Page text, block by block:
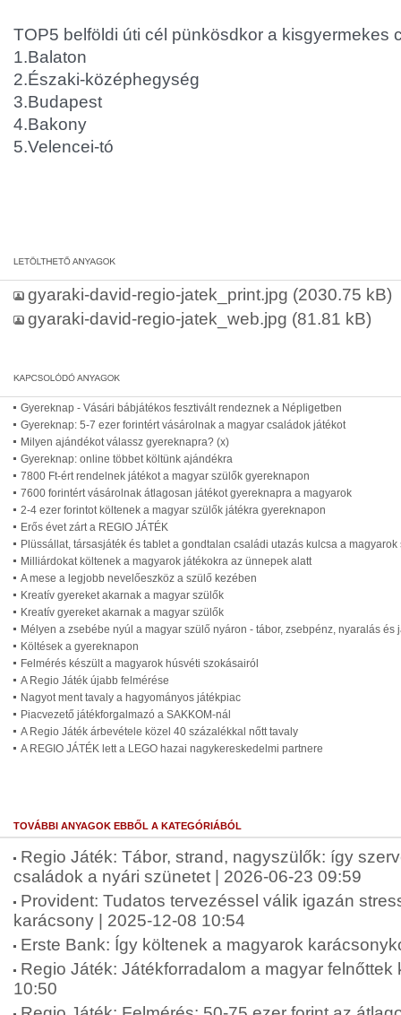
TOP5 belföldi úti cél pünkösdkor a kisgyermekes
1.Balaton
2.Északi-középhegység
3.Budapest
4.Bakony
5.Velencei-tó
gyaraki-david-regio-jatek_print.jpg (2030.75 kB)
gyaraki-david-regio-jatek_web.jpg (81.81 kB)
Gyereknap - Vásári bábjátékos fesztivált rendeznek a Népligetben
Gyereknap: 5-7 ezer forintért vásárolnak a magyar családok játékot
Milyen ajándékot válassz gyereknapra? (x)
Gyereknap: online többet költünk ajándékra
7800 Ft-ért rendelnek játékot a magyar szülők gyereknapon
7600 forintért vásárolnak átlagosan játékot gyereknapra a magyarok
2-4 ezer forintot költenek a magyar szülők játékra gyereknapon
Erős évet zárt a REGIO JÁTÉK
Plüssállat, társasjáték és tablet a gondtalan családi utazás kulcsa a magyarok
Milliárdokat költenek a magyarok játékokra az ünnepek alatt
A mese a legjobb nevelőeszköz a szülő kezében
Kreatív gyereket akarnak a magyar szülők
Kreatív gyereket akarnak a magyar szülők
Mélyen a zsebébe nyúl a magyar szülő nyáron - tábor, zsebpénz, nyaralás és
Költések a gyereknapon
Felmérés készült a magyarok húsvéti szokásairól
A Regio Játék újabb felmérése
Nagyot ment tavaly a hagyományos játékpiac
Piacvezető játékforgalmazó a SAKKOM-nál
A Regio Játék árbevétele közel 40 százalékkal nőtt tavaly
A REGIO JÁTÉK lett a LEGO hazai nagykereskedelmi partnere
TOVÁBBI ANYAGOK EBBŐL A KATEGÓRIÁBÓL
Regio Játék: Tábor, strand, nagyszülők: így
családok a nyári szünetet | 2026-06-23 09:59
Provident: Tudatos tervezéssel válik igazán
karácsony | 2025-12-08 10:54
Erste Bank: Így költenek a magyarok
Regio Játék: Játékforradalom a magyar felnőttek
10:50